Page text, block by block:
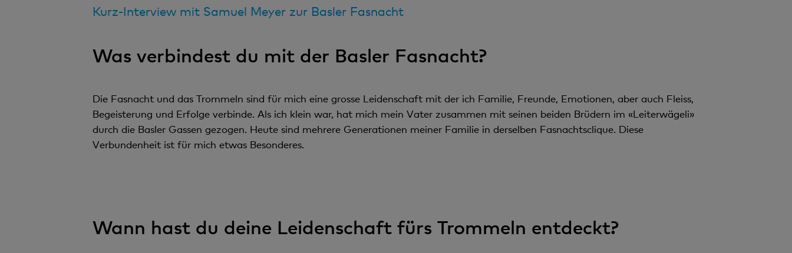
Kurz-Interview mit Samuel Meyer zur Basler Fasnacht
Was verbindest du mit der Basler Fasnacht?
Die Fasnacht und das Trommeln sind für mich eine grosse Leidenschaft mit der ich Familie, Freunde, Emotionen, aber auch Fleiss,
Begeisterung und Erfolge verbinde. Als ich klein war, hat mich mein Vater zusammen mit seinen beiden Brüdern im «Leiterwägeli»
durch die Basler Gassen gezogen. Heute sind mehrere Generationen meiner Familie in derselben Fasnachtsclique. Diese
Verbundenheit ist für mich etwas Besonderes.
Wann hast du deine Leidenschaft fürs Trommeln entdeckt?